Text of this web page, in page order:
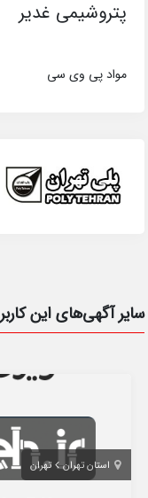
پتروشیمی غدیر
مواد پی وی سی
سایر آگهی‌های این کاربر
استان تهران تهران